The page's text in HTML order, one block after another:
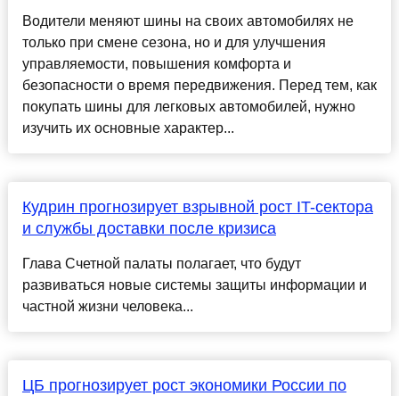
Водители меняют шины на своих автомобилях не
только при смене сезона, но и для улучшения
управляемости, повышения комфорта и
безопасности о время передвижения. Перед тем, как
покупать шины для легковых автомобилей, нужно
изучить их основные характер...
Кудрин прогнозирует взрывной рост IT-сектора
и службы доставки после кризиса
Глава Счетной палаты полагает, что будут
развиваться новые системы защиты информации и
частной жизни человека...
ЦБ прогнозирует рост экономики России по